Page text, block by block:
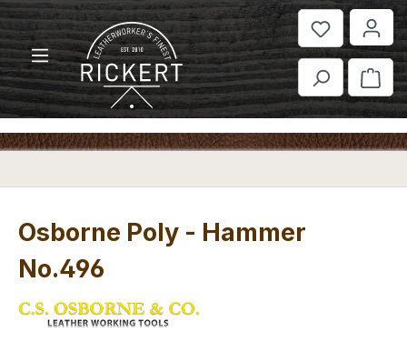
Zum Hauptinhalt springen
Osborne Poly - Hammer
No.496